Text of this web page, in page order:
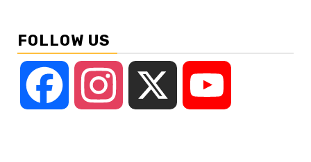
FOLLOW US
Facebook Instagram